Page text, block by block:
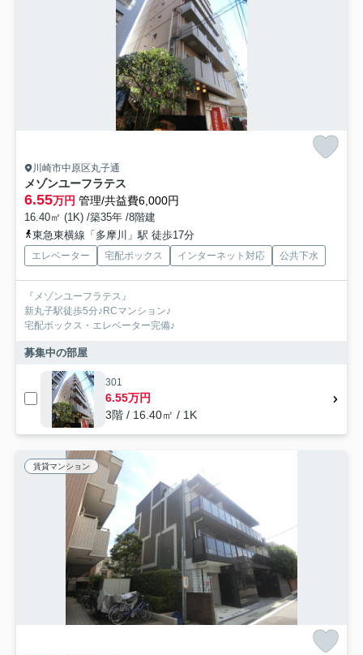
川崎市中原区丸子通
メゾンユーフラテス
6.55万円 管理/共益費6,000円
16.40㎡ (1K) /築35年 /8階建
東急東横線「多摩川」駅 徒歩17分
エレベーター 宅配ボックス インターネット対応 公共下水
『メゾンユーフラテス』
新丸子駅徒歩5分♪RCマンション♪
宅配ボックス・エレベーター完備♪
募集中の部屋
301
6.55万円
3階 / 16.40㎡ / 1K
賃貸マンション